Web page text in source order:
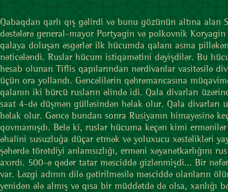
Qabaqdan qarlı qış gəlirdi və bunu gözünün altına
dəstələrə general-mayor Portyagin və polkovnik Koryagin
qalaya doluşan əsgərlər ilk hücumda qalanı asma
nəticələndi. Ruslar hücum istiqamətini dəyişdilər. Bu
hesab olunan Tiflis qapılarından nərdivanlar vasitəsilə
üçün ora yollandı. Gəncəlilərin qəhrəmancasına
qalanın iki bürcü rusların əlində idi. Qala divarları
saat 4-də düşmən gülləsindən həlak olur. Qala divarları
həlak olur. Gəncə bundan sonra Rusiyanın himayəsinə
qovmamışdı. Belə ki, ruslar hücuma keçən kimi
əhalini susuzluğa düçar etmək və yoluxucu xəstəlikləri
şəhərdə törətdiyi anlamsızlığı, erməni
axırdı. 500-ə qədər tatar məsciddə gizlənmişdi... Bir
var. Ləzgi adının dilə gətirilməsilə məsciddə olanların
yenidən ələ almış və qısa bir müddətdə də olsa, xanlığı